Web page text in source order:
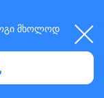
მხოლოდ